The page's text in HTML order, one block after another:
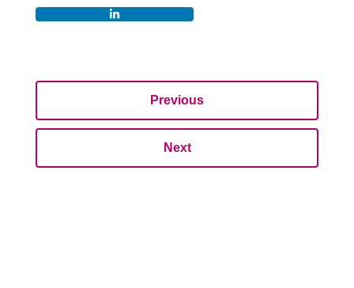
Previous
Next